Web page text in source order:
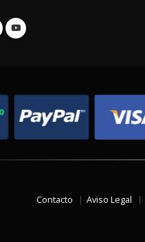
Contacto Aviso Legal